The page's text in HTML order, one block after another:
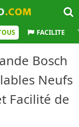
FACILITE
Bosch
Neufs
Facilité de